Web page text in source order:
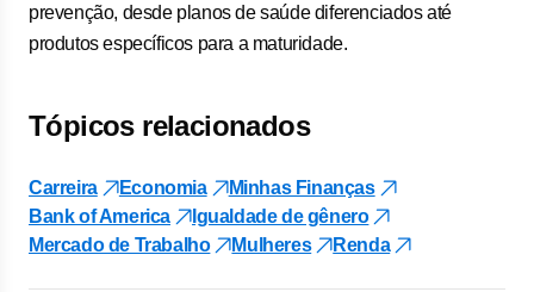
prevenção, desde planos de saúde diferenciados até
produtos específicos para a maturidade.
Tópicos relacionados
Carreira Economia
Minhas Finanças
Bank of America
Igualdade de gênero
Mercado de Trabalho
Mulheres Renda